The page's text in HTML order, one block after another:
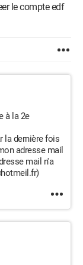
le compte edf
à la 2e
la dernière fois
adresse mail
mail n'a